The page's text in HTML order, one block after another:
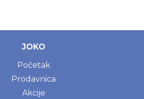
JOKO
Početak
Prodavnica
Akcije